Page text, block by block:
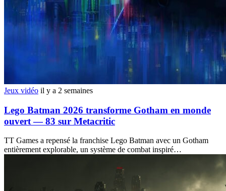
Jeux vidéo il y a 2 semaines
Lego Batman 2026 transforme Gotham en monde
ouvert — 83 sur Metacritic
TT Games a repensé la franchise Lego Batman avec un Gotham
entièrement explorable, un système de combat inspiré…